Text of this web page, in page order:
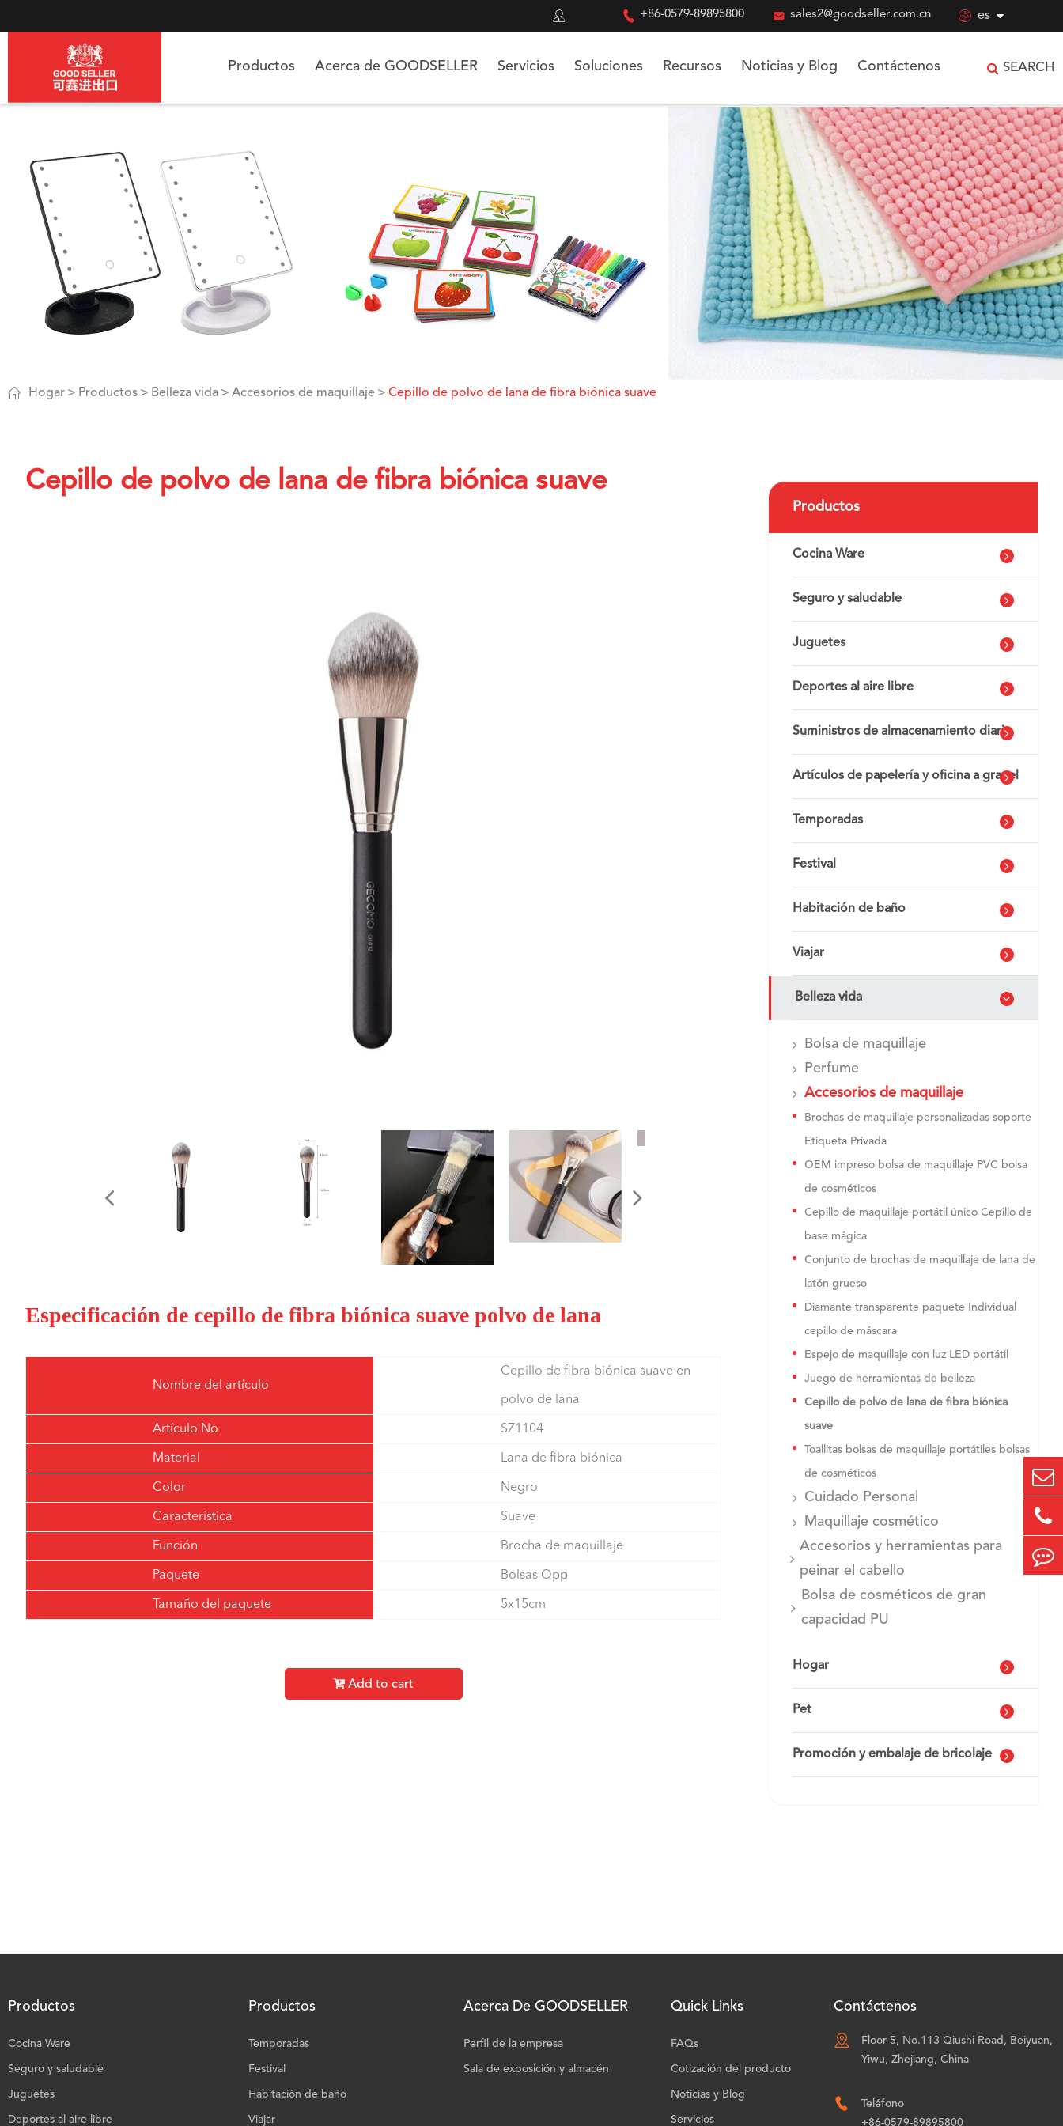
  +86-0579-89895800  sales2@goodseller.com.cn  es
Productos Acerca de GOODSELLER Servicios Soluciones Recursos Noticias y Blog Contáctenos SEARCH
 Hogar Productos Belleza vida Accesorios de maquillaje Cepillo de polvo de lana de fibra biónica suave
Cepillo de polvo de lana de fibra biónica suave
Especificación de cepillo de fibra biónica suave polvo de lana
Nombre del artículo
Cepillo de fibra biónica suave en
polvo de lana
Artículo No SZ1104
Material Lana de fibra biónica
Color Negro
Característica Suave
Función Brocha de maquillaje
Paquete Bolsas Opp
Tamaño del paquete 5x15cm
Add to cart
Productos
Cocina Ware
Seguro y saludable
Juguetes
Deportes al aire libre
Suministros de almacenamiento diario
Artículos de papelería y oficina a granel
Temporadas
Festival
Habitación de baño
Viajar
Belleza vida
Bolsa de maquillaje
Perfume
Accesorios de maquillaje
Brochas de maquillaje personalizadas soporte
Etiqueta Privada
OEM impreso bolsa de maquillaje PVC bolsa
de cosméticos
Cepillo de maquillaje portátil único Cepillo de
base mágica
Conjunto de brochas de maquillaje de lana de
latón grueso
Diamante transparente paquete Individual
cepillo de máscara
Espejo de maquillaje con luz LED portátil
Juego de herramientas de belleza
Cepillo de polvo de lana de fibra biónica
suave
Toallitas bolsas de maquillaje portátiles bolsas
de cosméticos
Cuidado Personal
Maquillaje cosmético
Accesorios y herramientas para
peinar el cabello
Bolsa de cosméticos de gran
capacidad PU
Hogar
Pet
Promoción y embalaje de bricolaje
Productos
Cocina Ware
Seguro y saludable
Juguetes
Deportes al aire libre
Productos
Temporadas
Festival
Habitación de baño
Viajar
Acerca De GOODSELLER
Perfil de la empresa
Sala de exposición y almacén
Quick Links
FAQs
Cotización del producto
Noticias y Blog
Servicios
Contáctenos

Floor 5, No.113 Qiushi Road, Beiyuan,
Yiwu, Zhejiang, China

Teléfono
+86-0579-89895800